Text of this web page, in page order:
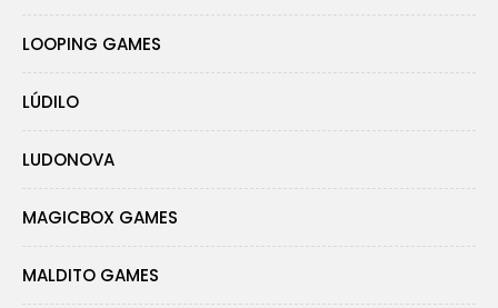
LOOPING GAMES
LÚDILO
LUDONOVA
MAGICBOX GAMES
MALDITO GAMES